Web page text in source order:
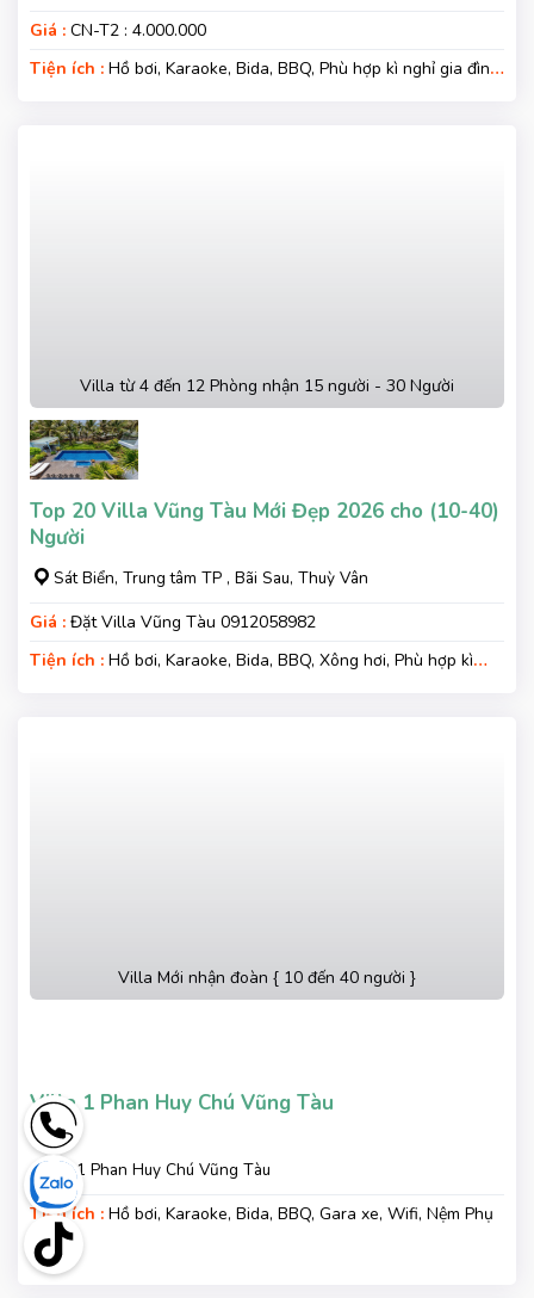
Giá : CN-T2 : 4.000.000
Tiện ích : Hồ bơi, Karaoke, Bida, BBQ, Phù hợp kì nghỉ gia đình,
Villa từ 4 đến 12 Phòng nhận 15 người - 30 Người
Top 20 Villa Vũng Tàu Mới Đẹp 2026 cho (10-40)
Người
Sát Biển, Trung tâm TP , Bãi Sau, Thuỳ Vân
Giá : Đặt Villa Vũng Tàu 0912058982
Tiện ích : Hồ bơi, Karaoke, Bida, BBQ, Xông hơi, Phù hợp kì
Villa Mới nhận đoàn { 10 đến 40 người }
Villa 1 Phan Huy Chú Vũng Tàu
số 1 Phan Huy Chú Vũng Tàu
Tiện ích : Hồ bơi, Karaoke, Bida, BBQ, Gara xe, Wifi, Nệm Phụ